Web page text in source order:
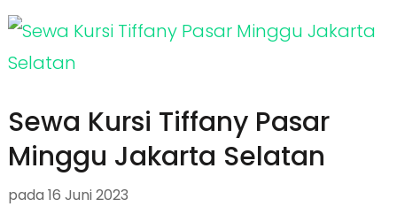
Sewa Kursi Tiffany Pasar
Minggu Jakarta Selatan
pada 16 Juni 2023